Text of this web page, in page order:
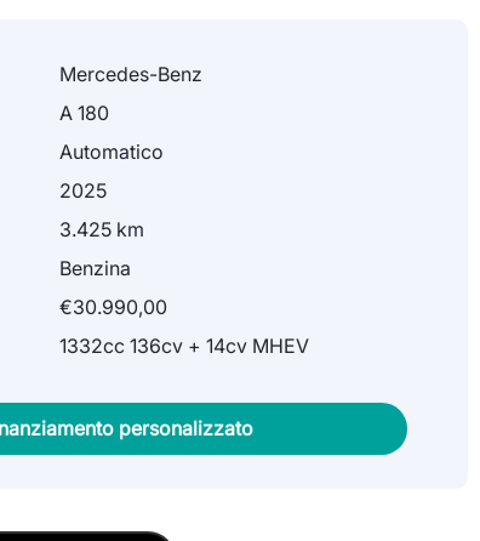
Mercedes-Benz
A 180
Automatico
2025
3.425 km
Benzina
€30.990,00
1332cc 136cv + 14cv MHEV
personalizzato